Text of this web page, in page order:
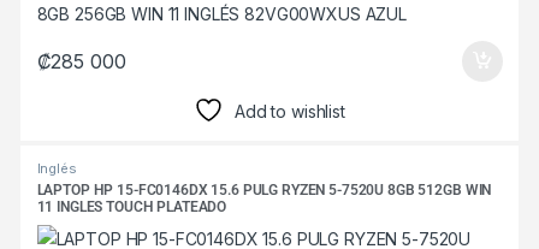
₡285 000
Add to wishlist
Inglés
LAPTOP HP 15-FC0146DX 15.6 PULG RYZEN 5-7520U 8GB 512GB WIN
11 INGLES TOUCH PLATEADO